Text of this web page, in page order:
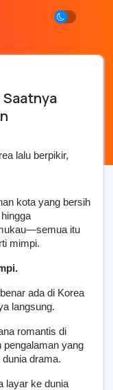
Saatnya
kota yang bersih
itu
mimpi.
ada di Korea
langsung.
romantis di
pengalaman yang
drama.
layar ke dunia